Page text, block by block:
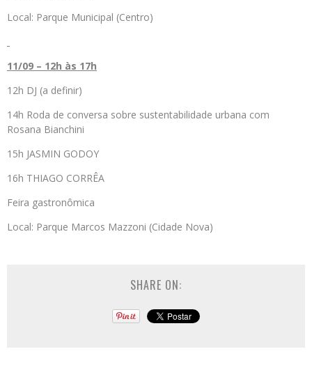
Local: Parque Municipal (Centro)
11/09 – 12h às 17h
12h DJ (a definir)
14h Roda de conversa sobre sustentabilidade urbana com
Rosana Bianchini
15h JASMIN GODOY
16h THIAGO CORRÊA
Feira gastronômica
Local: Parque Marcos Mazzoni (Cidade Nova)
SHARE ON: